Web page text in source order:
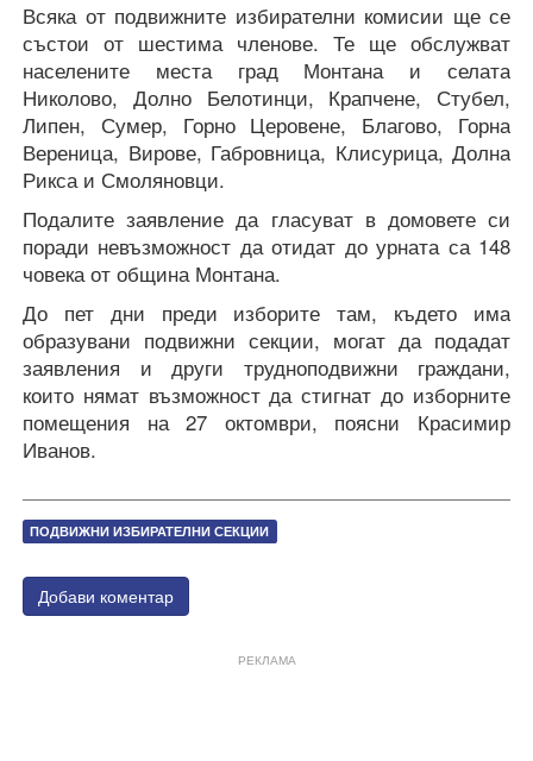
Всяка от подвижните избирателни комисии ще се
състои от шестима членове. Те ще обслужват
населените места град Монтана и селата
Николово, Долно Белотинци, Крапчене, Стубел,
Липен, Сумер, Горно Церовене, Благово, Горна
Вереница, Вирове, Габровница, Клисурица, Долна
Рикса и Смоляновци.
Подалите заявление да гласуват в домовете си
поради невъзможност да отидат до урната са 148
човека от община Монтана.
До пет дни преди изборите там, където има
образувани подвижни секции, могат да подадат
заявления и други трудноподвижни граждани,
които нямат възможност да стигнат до изборните
помещения на 27 октомври, поясни Красимир
Иванов.
ПОДВИЖНИ ИЗБИРАТЕЛНИ СЕКЦИИ
Добави коментар
РЕКЛАМА